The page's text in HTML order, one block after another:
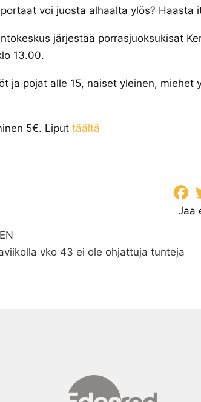
voi juosta alhaalta ylös? Haasta
järjestää porrasjuoksukisat
13.00.
ja pojat alle 15, naiset yleinen,
5€. Liput täältä
Jaa
vko 43 ei ole ohjattuja tunteja